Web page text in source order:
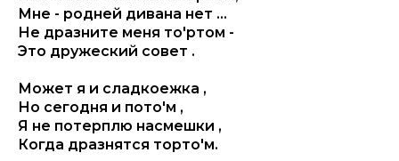
Мне - родней дивана нет ...
Не дразните меня то'ртом -
Это дружеский совет .
Может я и сладкоежка ,
Но сегодня и пото'м ,
Я не потерплю насмешки ,
Когда дразнятся торто'м.